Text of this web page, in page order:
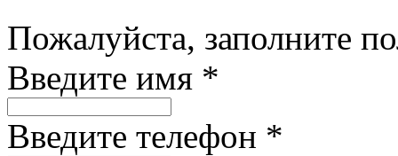
Пожалуйста, заполните
Введите имя *
Введите телефон *